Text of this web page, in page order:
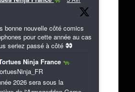
bonne nouvelle côté comics
pour cette année au cas
seriez passé à côté
Ninja France
2026 sera sous la